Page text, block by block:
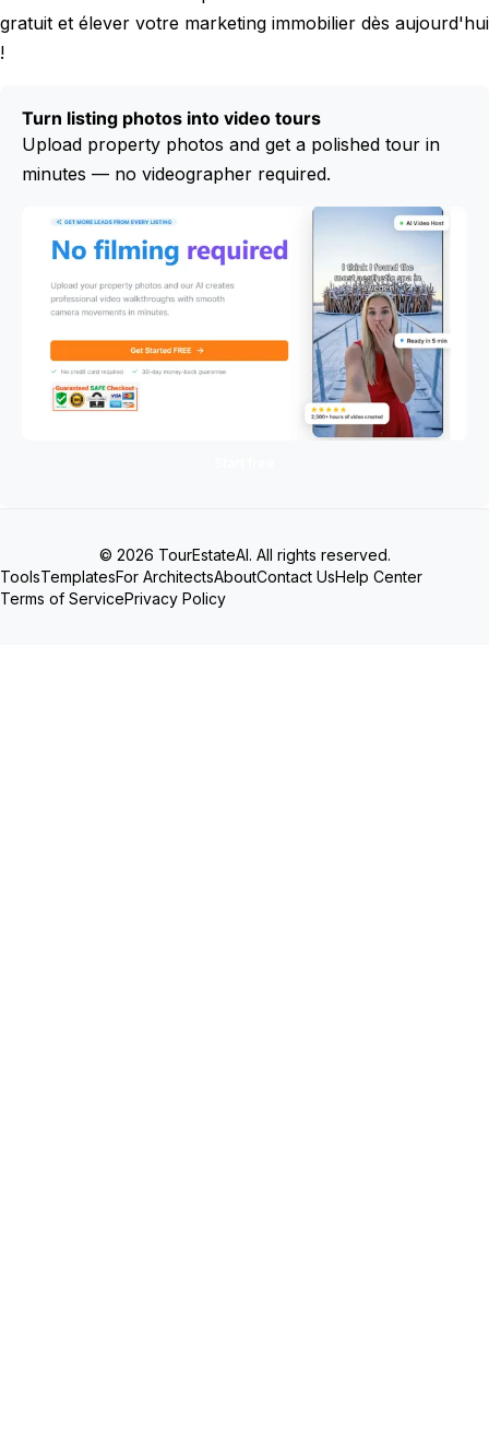
gratuit et élever votre marketing immobilier dès aujourd'hui
!
Turn listing photos into video tours
Upload property photos and get a polished tour in
minutes — no videographer required.
© 2026 TourEstateAI. All rights reserved.
ToolsTemplatesFor ArchitectsAboutContact UsHelp Center
Terms of ServicePrivacy Policy